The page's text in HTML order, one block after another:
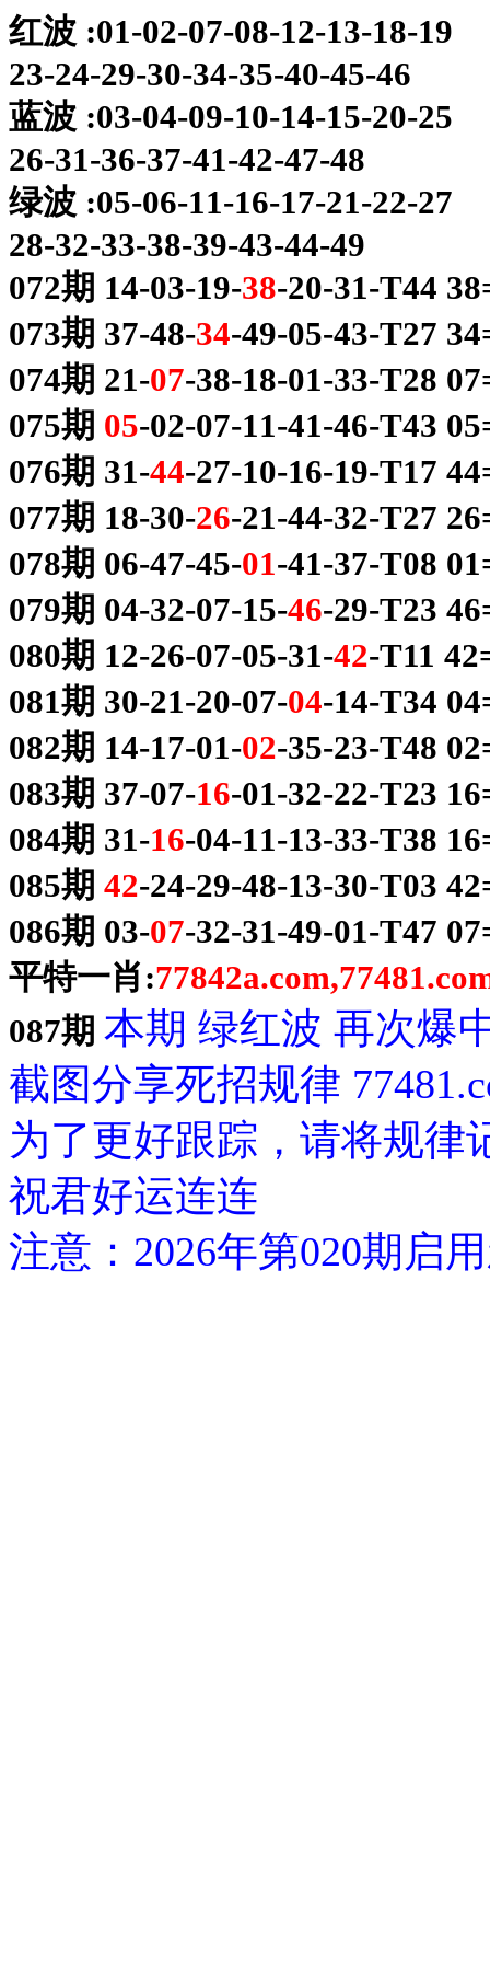
红波 :01-02-07-08-12-13-18-19
23-24-29-30-34-35-40-45-46
蓝波 :03-04-09-10-14-15-20-25
26-31-36-37-41-42-47-48
绿波 :05-06-11-16-17-21-22-27
28-32-33-38-39-43-44-49
072期 14-03-19-38-20-31-T44
073期 37-48-34-49-05-43-T27
074期 21-07-38-18-01-33-T28
075期 05-02-07-11-41-46-T43
076期 31-44-27-10-16-19-T17
077期 18-30-26-21-44-32-T27
078期 06-47-45-01-41-37-T08
079期 04-32-07-15-46-29-T23
080期 12-26-07-05-31-42-T11
081期 30-21-20-07-04-14-T34
082期 14-17-01-02-35-23-T48
083期 37-07-16-01-32-22-T23
084期 31-16-04-11-13-33-T38
085期 42-24-29-48-13-30-T03
086期 03-07-32-31-49-01-T47
平特一肖:
087期 本期 绿红波 再次爆
截图分享死招规律
为了更好跟踪，请将规律
祝君好运连连
注意：2026年第020期启